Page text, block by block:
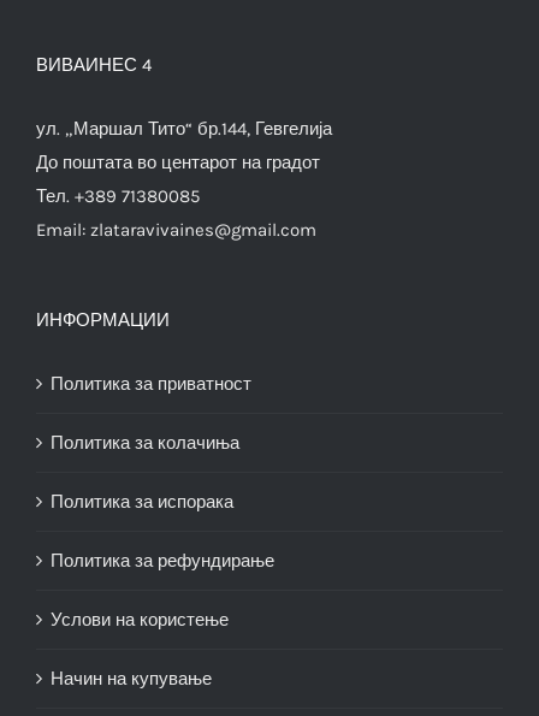
ВИВАИНЕС 4
ул. „Маршал Тито“ бр.144, Гевгелија
До поштата во центарот на градот
Тел. +389 71380085
Email: zlataravivaines@gmail.com
ИНФОРМАЦИИ
Политика за приватност
Политика за колачиња
Политика за испорака
Политика за рефундирање
Услови на користење
Начин на купување